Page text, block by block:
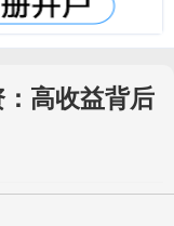
高收益背后